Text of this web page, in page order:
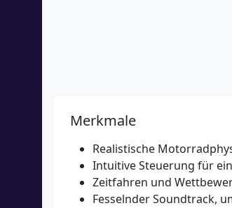
Merkmale
Realistische
Intuitive Steuerung für
Zeitfahren und
Fesselnder Soundtrack,